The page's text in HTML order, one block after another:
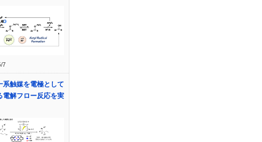
7
系触媒を電極として
電解フロー反応を実